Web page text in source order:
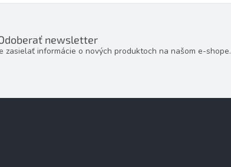
newsletter
zasielať informácie o nových produktoch na našom e-shope.